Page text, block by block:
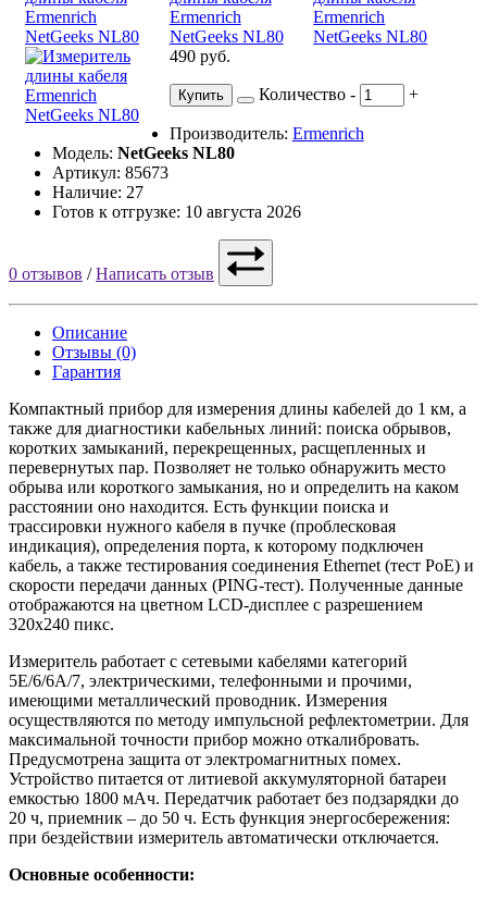
490 руб.
Купить Количество - +
Производитель: Ermenrich
Модель: NetGeeks NL80
Артикул: 85673
Наличие: 27
Готов к отгрузке: 10 августа 2026
0 отзывов /Написать отзыв
Описание
Отзывы (0)
Гарантия
Компактный прибор для измерения длины кабелей до 1 км, а
также для диагностики кабельных линий: поиска обрывов,
коротких замыканий, перекрещенных, расщепленных и
перевернутых пар. Позволяет не только обнаружить место
обрыва или короткого замыкания, но и определить на каком
расстоянии оно находится. Есть функции поиска и
трассировки нужного кабеля в пучке (проблесковая
индикация), определения порта, к которому подключен
кабель, а также тестирования соединения Ethernet (тест PoE) и
скорости передачи данных (PING-тест). Полученные данные
отображаются на цветном LCD-дисплее с разрешением
320x240 пикс.
Измеритель работает с сетевыми кабелями категорий
5E/6/6A/7, электрическими, телефонными и прочими,
имеющими металлический проводник. Измерения
осуществляются по методу импульсной рефлектометрии. Для
максимальной точности прибор можно откалибровать.
Предусмотрена защита от электромагнитных помех.
Устройство питается от литиевой аккумуляторной батареи
емкостью 1800 мАч. Передатчик работает без подзарядки до
20 ч, приемник – до 50 ч. Есть функция энергосбережения:
при бездействии измеритель автоматически отключается.
Основные особенности: